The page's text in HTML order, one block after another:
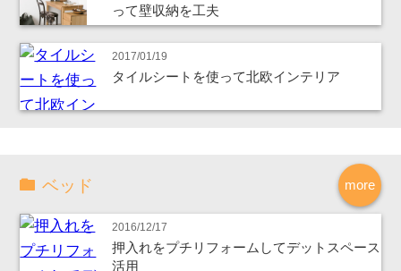
って壁収納を工夫
2017/01/19
タイルシートを使って北欧インテリア
more
ベッド
2016/12/17
押入れをプチリフォームしてデットスペース
活用